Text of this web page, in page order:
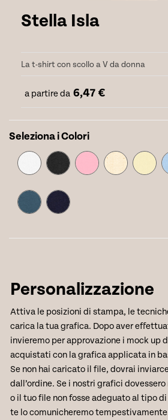
Stella Isla
La t-shirt con scollo a V da donna
a partire da 6,47 €
Seleziona i Colori
Personalizzazione
Attiva le posizioni di stampa, le
carica la tua grafica. Dopo aver
invieremo per approvazione i mock up
acquistati con la grafica applicata in
Se non hai caricato il file, dovrai
dall’ordine. Se i nostri grafici
o il tuo file non fosse adeguato al tipo
te lo comunicheremo